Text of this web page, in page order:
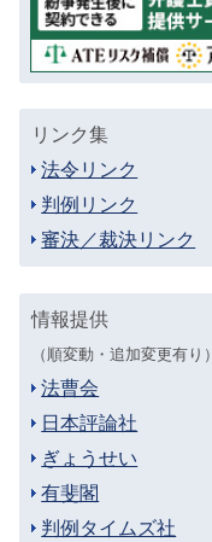
リンク集
法令リンク
判例リンク
審決／裁決リンク
情報提供
（順変動・追加変更有り）
法曹会
日本評論社
ぎょうせい
有斐閣
判例タイムズ社